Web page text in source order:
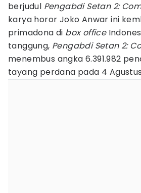
berjudul Pengabdi Setan 2:
karya horor Joko Anwar ini
primadona di box office
tanggung, Pengabdi Setan 2:
menembus angka 6.391.982
tayang perdana pada 4